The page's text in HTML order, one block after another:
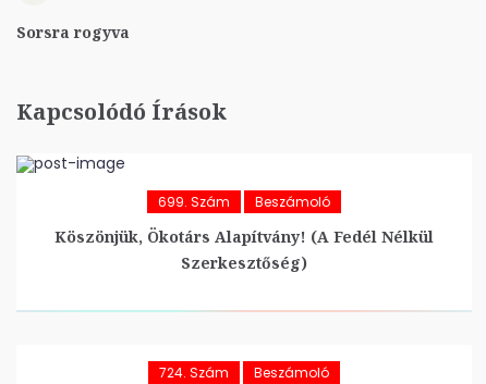
Sorsra rogyva
Kapcsolódó Írások
699. Szám Beszámoló
Köszönjük, Ökotárs Alapítvány! (A Fedél Nélkül
Szerkesztőség)
724. Szám Beszámoló